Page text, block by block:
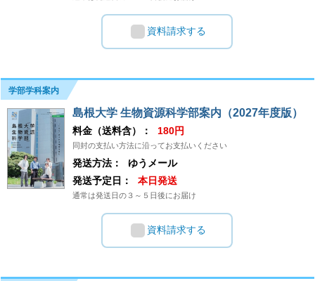
資料請求する
学部学科案内
島根大学 生物資源科学部案内（2027年度版）
料金（送料含）： 180円
同封の支払い方法に沿ってお支払いください
発送方法：
ゆうメール
発送予定日：
本日発送
通常は発送日の３～５日後にお届け
資料請求する